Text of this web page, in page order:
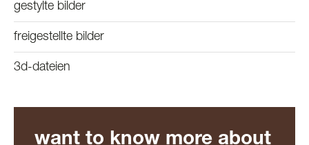
gestylte bilder
freigestellte bilder
3d-dateien
want to know more about